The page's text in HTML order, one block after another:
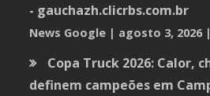
- gauchazh.clicrbs.com.br
News Google agosto 3, 2026
Copa Truck 2026: Calor,
definem campeões em